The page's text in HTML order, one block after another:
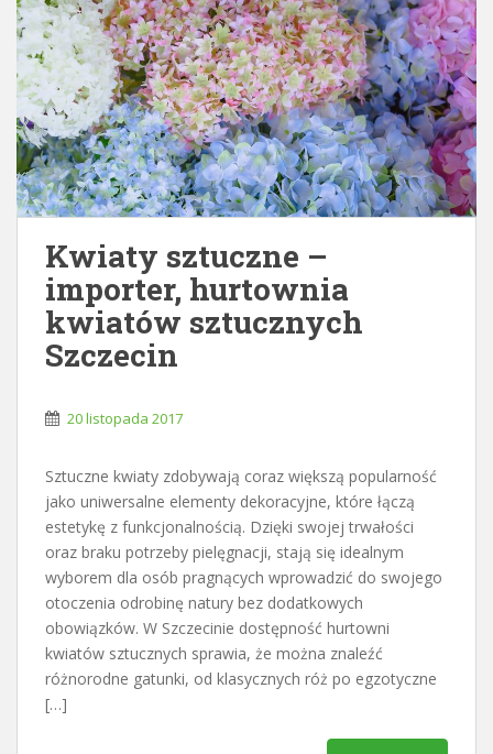
Kwiaty sztuczne –
importer, hurtownia
kwiatów sztucznych
Szczecin
20 listopada 2017
Sztuczne kwiaty zdobywają coraz większą popularność
jako uniwersalne elementy dekoracyjne, które łączą
estetykę z funkcjonalnością. Dzięki swojej trwałości
oraz braku potrzeby pielęgnacji, stają się idealnym
wyborem dla osób pragnących wprowadzić do swojego
otoczenia odrobinę natury bez dodatkowych
obowiązków. W Szczecinie dostępność hurtowni
kwiatów sztucznych sprawia, że można znaleźć
różnorodne gatunki, od klasycznych róż po egzotyczne
[…]